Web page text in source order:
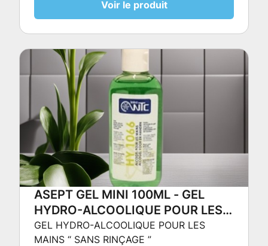
Voir le produit
ASEPT GEL MINI 100ML - GEL
HYDRO-ALCOOLIQUE POUR LES
MAINS “ SANS RINÇAGE ”
GEL HYDRO-ALCOOLIQUE POUR LES
MAINS “ SANS RINÇAGE ”